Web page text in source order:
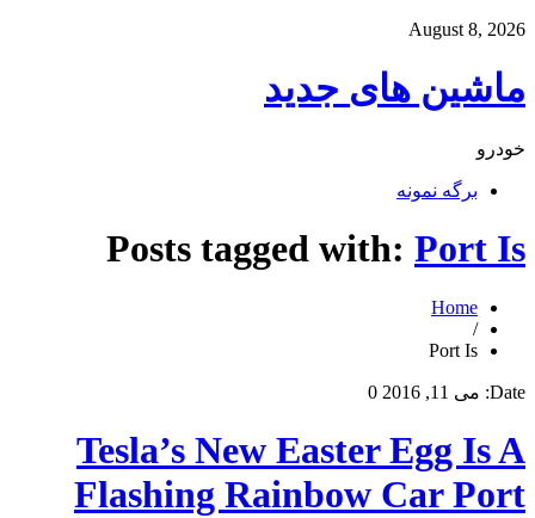
August 8, 2026
ماشین های جدید
خودرو
برگه نمونه
Posts tagged with: Port Is
Home
/
Port Is
Date: می 11, 2016 0
Tesla’s New Easter Egg Is A
Flashing Rainbow Car Port